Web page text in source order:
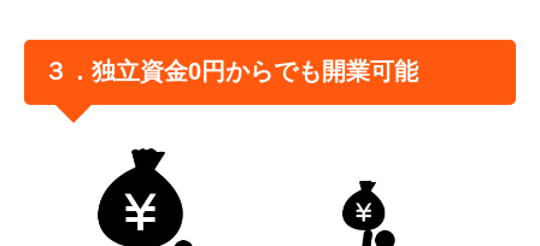
３．独立資金0円からでも開業可能